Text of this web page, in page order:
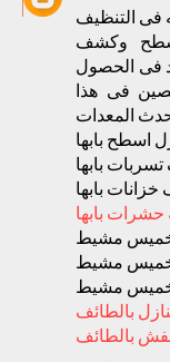
فى التنظيف
وكشف
فى الحصول
فى هذا
اسطح بابها
بابها
بابها
بابها
مشيط
مشيط
مشيط
بالطائف
بالطائف